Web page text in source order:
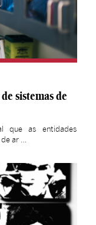
sistemas de
que as entidades
de ar …